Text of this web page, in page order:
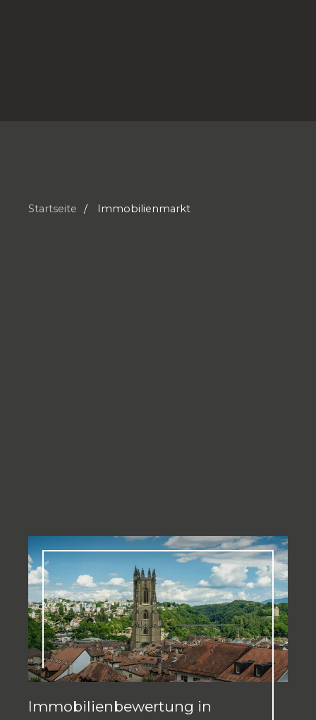
Startseite Immobilienmarkt
Immobilienbewertung in